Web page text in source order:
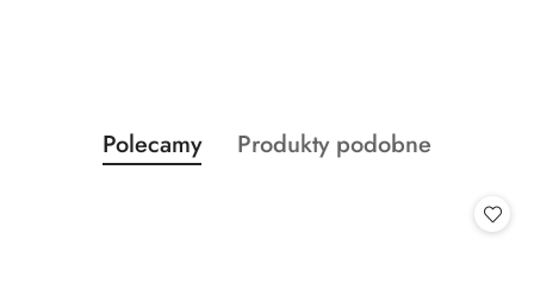
Pomiń karuzelę produktów
Produkty
o
Polecamy
Produkty
Produkty podobne